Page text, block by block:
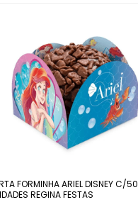
FORMINHA ARIEL DISNEY C/50
REGINA FESTAS